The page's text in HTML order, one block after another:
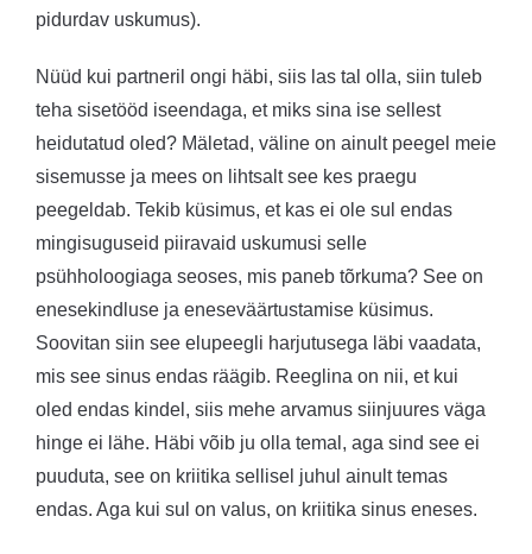
pidurdav uskumus).
Nüüd kui partneril ongi häbi, siis las tal olla, siin tuleb
teha sisetööd iseendaga, et miks sina ise sellest
heidutatud oled? Mäletad, väline on ainult peegel meie
sisemusse ja mees on lihtsalt see kes praegu
peegeldab. Tekib küsimus, et kas ei ole sul endas
mingisuguseid piiravaid uskumusi selle
psühholoogiaga seoses, mis paneb tõrkuma? See on
enesekindluse ja eneseväärtustamise küsimus.
Soovitan siin see elupeegli harjutusega läbi vaadata,
mis see sinus endas räägib. Reeglina on nii, et kui
oled endas kindel, siis mehe arvamus siinjuures väga
hinge ei lähe. Häbi võib ju olla temal, aga sind see ei
puuduta, see on kriitika sellisel juhul ainult temas
endas. Aga kui sul on valus, on kriitika sinus eneses.